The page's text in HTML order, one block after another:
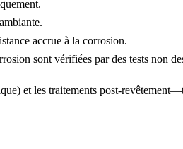
accrue à la corrosion.
sont vérifiées par des tests non
et les traitements post-